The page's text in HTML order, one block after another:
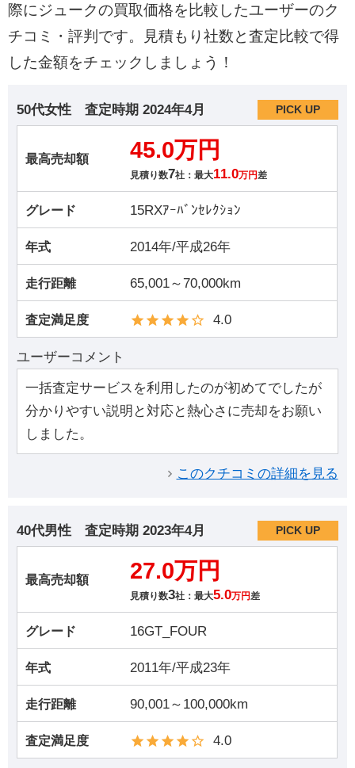
際にジュークの買取価格を比較したユーザーのク
チコミ・評判です。見積もり社数と査定比較で得
した金額をチェックしましょう！
50代女性 査定時期 2024年4月 PICK UP
最高売却額 45.0万円
見積り数7社：最大11.0万円差
グレード 15RXｱｰﾊﾞﾝｾﾚｸｼｮﾝ
年式 2014年/平成26年
走行距離 65,001～70,000km
査定満足度 4.0
ユーザーコメント
一括査定サービスを利用したのが初めてでしたが
分かりやすい説明と対応と熱心さに売却をお願い
しました。
このクチコミの詳細を見る
40代男性 査定時期 2023年4月 PICK UP
最高売却額 27.0万円
見積り数3社：最大5.0万円差
グレード 16GT_FOUR
年式 2011年/平成23年
走行距離 90,001～100,000km
査定満足度 4.0